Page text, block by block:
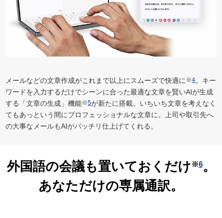
メールなどの文章作成がこれまで以上にスムーズで快適に ※4。キー
ワードを入力するだけでシーンに合った最適な文章を賢いAIが生成
する「文章の生成」機能※5が新たに搭載。いちいち文章を考えなく
てもあっという間にプロフェッショナルな文章に。上司や取引先へ
の大事なメールもAIがバッチリ仕上げてくれる。
外国語の会議も置いておくだけ ※6。
あなただけの専属通訳。